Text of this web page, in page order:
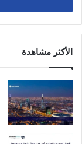
الأكثر مشاهدة